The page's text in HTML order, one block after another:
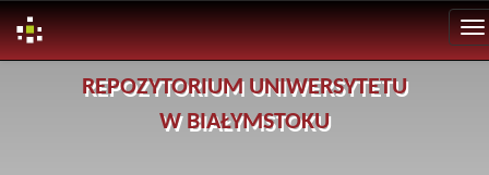
REPOZYTORIUM UNIWERSYTETU
W BIAŁYMSTOKU